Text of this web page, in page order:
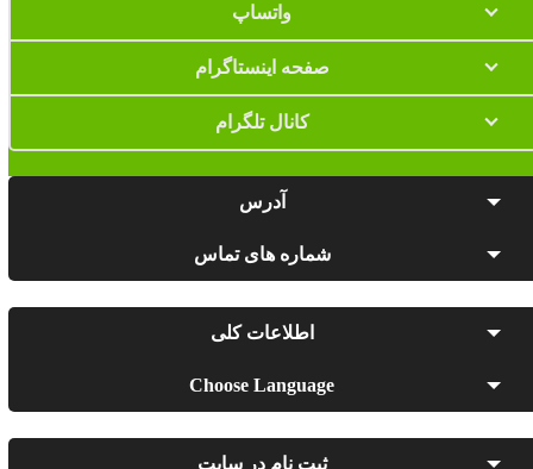
واتساپ
صفحه اینستاگرام
کانال تلگرام
آدرس
شماره های تماس
اطلاعات کلی
Choose Language
ثبت نام در سایت